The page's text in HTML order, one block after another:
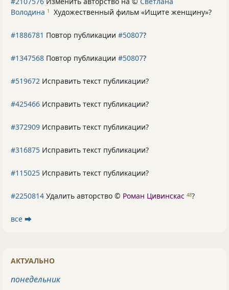
Володина 1 Художественный фильм «Ищите женщину»?
#1886781 Повтор публикации #50807?
#1347568 Повтор публикации #50807?
#519672 Исправить текст публикации?
#425466 Исправить текст публикации?
#372909 Исправить текст публикации?
#316875 Исправить текст публикации?
#115025 Исправить текст публикации?
#2250814 Удалить авторство © Роман Цивинскас 48?
все ⮕
АКТУАЛЬНО
понедельник